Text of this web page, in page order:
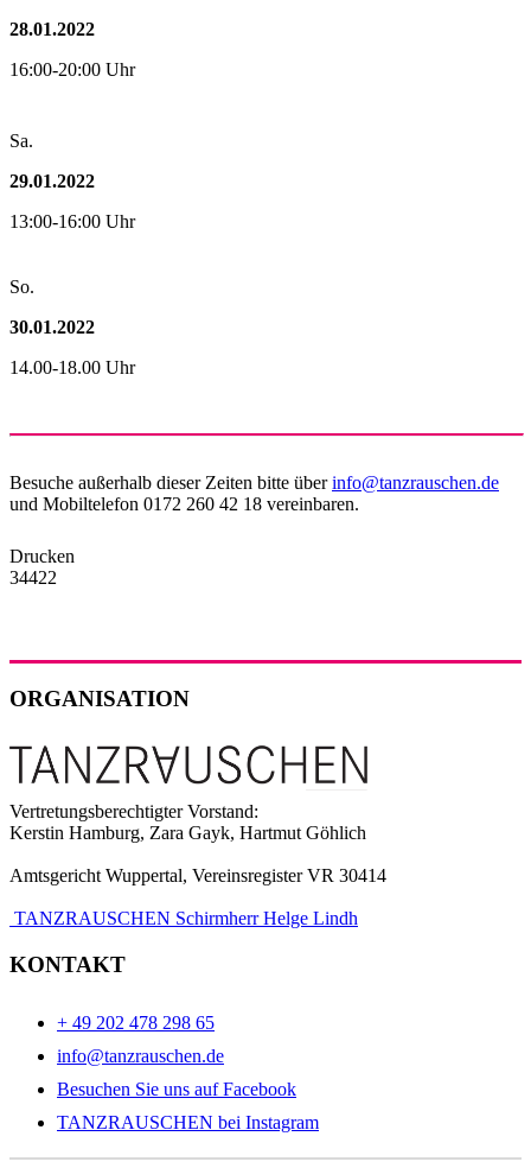
28.01.2022
16:00-20:00 Uhr
Sa.
29.01.2022
13:00-16:00 Uhr
So.
30.01.2022
14.00-18.00 Uhr
Besuche außerhalb dieser Zeiten bitte überinfo@tanzrauschen.de
und Mobiltelefon 0172 260 42 18 vereinbaren.
Drucken
34422
ORGANISATION
Vertretungsberechtigter Vorstand:
Kerstin Hamburg, Zara Gayk, Hartmut Göhlich
Amtsgericht Wuppertal, Vereinsregister VR 30414
TANZRAUSCHEN Schirmherr Helge Lindh
KONTAKT
+ 49 202 478 298 65
info@tanzrauschen.de
Besuchen Sie uns auf Facebook
TANZRAUSCHEN bei Instagram